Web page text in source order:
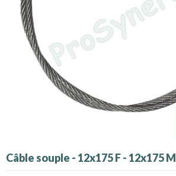
Câble souple - 12x175 F - 12x175 M